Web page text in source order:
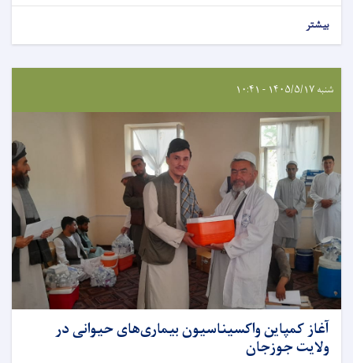
بیشتر
شنبه ۱۴۰۵/۵/۱۷ - ۱۰:۴۱
آغاز کمپاین واکسیناسیون بیماری‌های حیوانی در
ولایت جوزجان